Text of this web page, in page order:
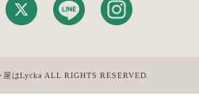
はLycka ALL RIGHTS RESERVED.